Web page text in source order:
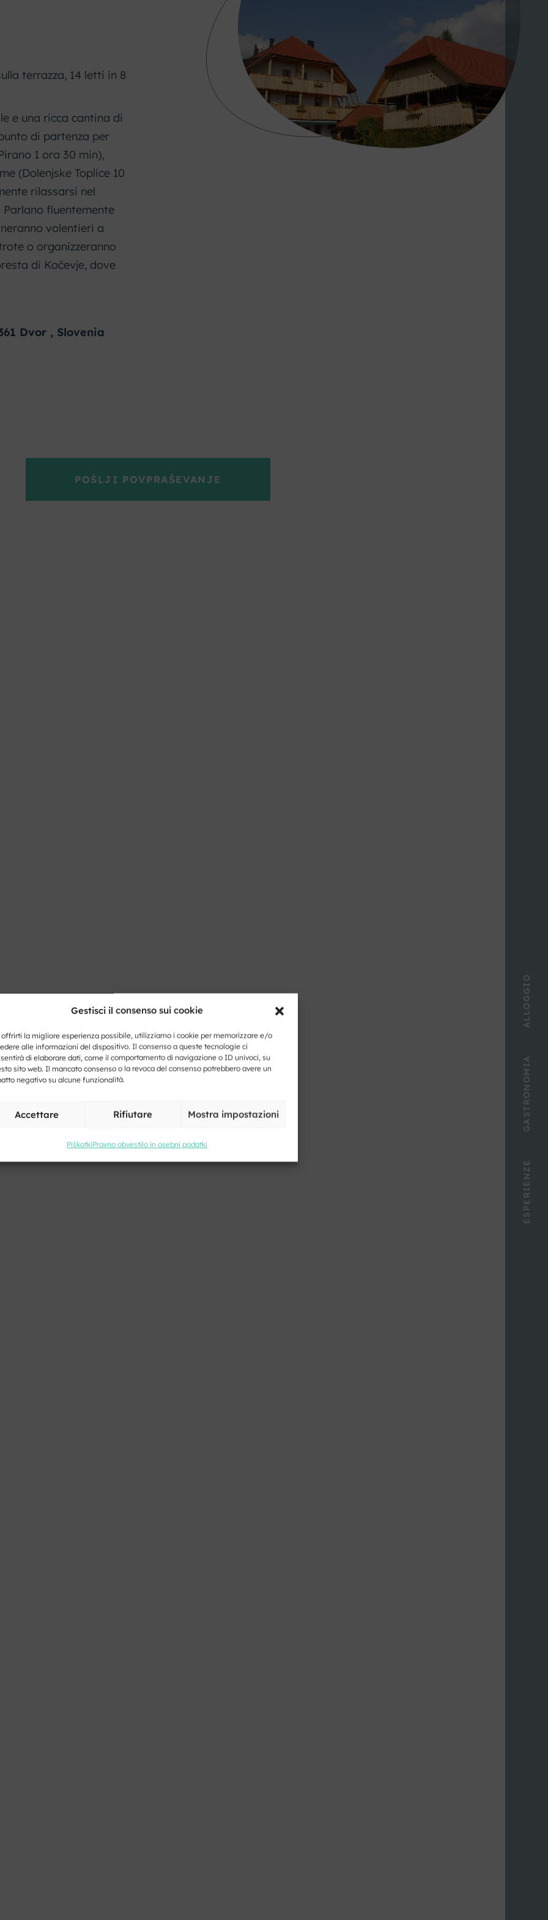
Gestisci il consenso sui cookie
offrirti la migliore esperienza possibile, utilizziamo i cookie per memorizzare e/o
alle informazioni del dispositivo. Il consenso a queste tecnologie ci
di elaborare dati, come il comportamento di navigazione o ID univoci, su
sito web. Il mancato consenso o la revoca del consenso potrebbero avere un
negativo su alcune funzionalità.
Accettare Rifiutare Mostra impostazioni
PiškotkiPravno obvestilo in osebni podatki
ESPERIENZE
GASTRONOMIA
ALLOGGIO
terrazza, 14 letti in 8
e una ricca cantina di
di partenza per
1 ora 30 min),
(Dolenjske Toplice 10
rilassarsi nel
fluentemente
volentieri a
o organizzeranno
di Kočevje, dove
Dvor , Slovenia
POŠLJI POVPRAŠEVANJE